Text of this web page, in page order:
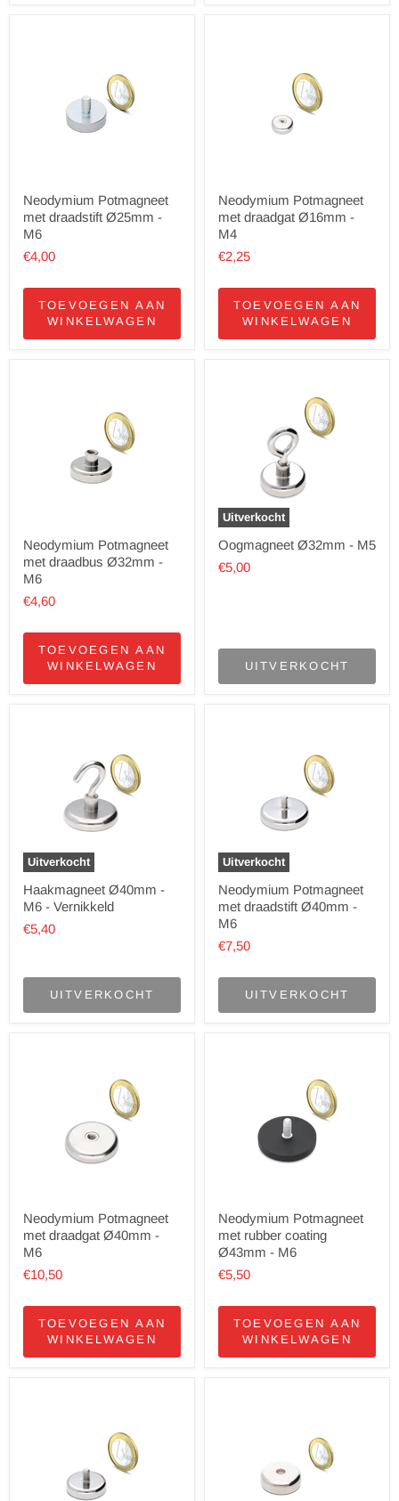
Neodymium Potmagneet
met draadstift Ø25mm -
M6
€4,00
TOEVOEGEN AAN
WINKELWAGEN
Neodymium Potmagneet
met draadgat Ø16mm -
M4
€2,25
TOEVOEGEN AAN
WINKELWAGEN
Neodymium Potmagneet
met draadbus Ø32mm -
M6
€4,60
TOEVOEGEN AAN
WINKELWAGEN
Uitverkocht
Oogmagneet Ø32mm - M5
€5,00
UITVERKOCHT
Uitverkocht
Haakmagneet Ø40mm -
M6 - Vernikkeld
€5,40
UITVERKOCHT
Uitverkocht
Neodymium Potmagneet
met draadstift Ø40mm -
M6
€7,50
UITVERKOCHT
Neodymium Potmagneet
met draadgat Ø40mm -
M6
€10,50
TOEVOEGEN AAN
WINKELWAGEN
Neodymium Potmagneet
met rubber coating
Ø43mm - M6
€5,50
TOEVOEGEN AAN
WINKELWAGEN